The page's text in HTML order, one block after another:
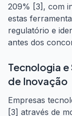
209% [3], com
estas
regulatório e
antes dos
Tecnologia
de Inovação
Empresas
[3] através de